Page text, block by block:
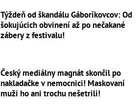
Týždeň od škandálu Gáboríkovcov: Od
šokujúcich obvinení až po nečakané
zábery z festivalu!
Český mediálny magnát skončil po
nakladačke v nemocnici! Maskovaní
muži ho ani trochu nešetrili!